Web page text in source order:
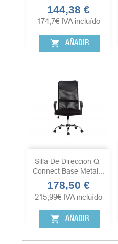
Precio
144,38 €
174,7€ IVA incluído
shopping_cart AÑADIR
Silla De Direccion Q-
Connect Base Metal...
Precio
178,50 €
215,99€ IVA incluído
shopping_cart AÑADIR